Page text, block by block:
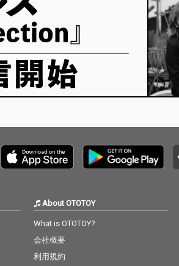
About OTOTOY
What is OTOTOY?
会社概要
利用規約